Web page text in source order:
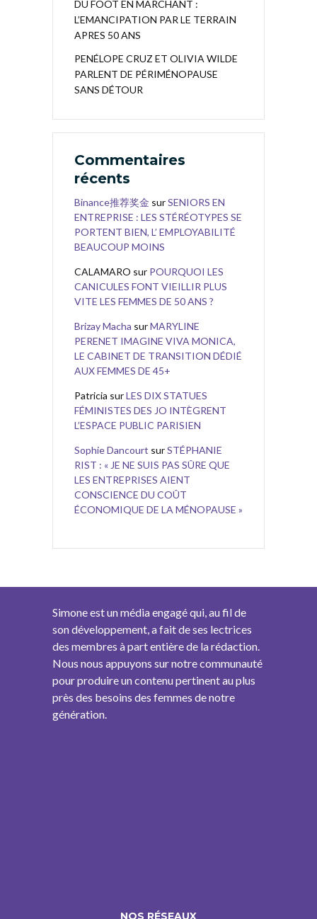
DU FOOT EN MARCHANT :
L’EMANCIPATION PAR LE TERRAIN
APRES 50 ANS
PENÉLOPE CRUZ ET OLIVIA WILDE
PARLENT DE PÉRIMÉNOPAUSE
SANS DÉTOUR
Commentaires
récents
Binance推荐奖金 surSENIORS EN
ENTREPRISE : LES STÉRÉOTYPES SE
PORTENT BIEN, L’ EMPLOYABILITÉ
BEAUCOUP MOINS
CALAMARO sur POURQUOI LES
CANICULES FONT VIEILLIR PLUS
VITE LES FEMMES DE 50 ANS ?
Brizay Macha surMARYLINE
PERENET IMAGINE VIVA MONICA,
LE CABINET DE TRANSITION DÉDIÉ
AUX FEMMES DE 45+
Patricia surLES DIX STATUES
FÉMINISTES DES JO INTÈGRENT
L’ESPACE PUBLIC PARISIEN
Sophie Dancourt surSTÉPHANIE
RIST : « JE NE SUIS PAS SÛRE QUE
LES ENTREPRISES AIENT
CONSCIENCE DU COÛT
ÉCONOMIQUE DE LA MÉNOPAUSE »
Simone est un média engagé qui, au fil de
son développement, a fait de ses lectrices
des membres à part entière de la rédaction.
Nous nous appuyons sur notre communauté
pour produire un contenu pertinent au plus
près des besoins des femmes de notre
génération.
NOS RÉSEAUX